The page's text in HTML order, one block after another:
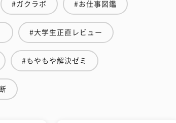
#ガクラボ #お仕事図鑑
#大学生正直レビュー
#もやもや解決ゼミ